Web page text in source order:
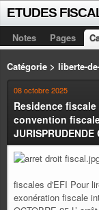
Notes Pages
Catégorie > liberte-
08 octobre 2025
Residence
convention
JURISPRUDENDE
fiscales d'EFI Pour
exonération fiscale